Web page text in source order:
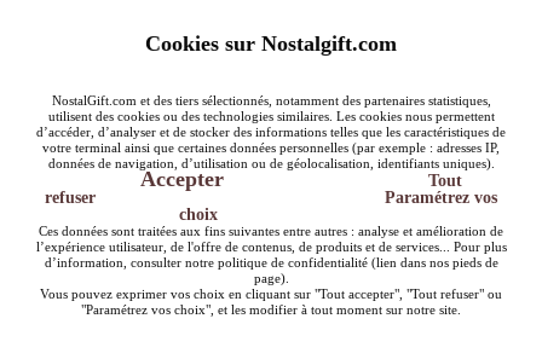
Cookies sur Nostalgift.com
NostalGift.com et des tiers sélectionnés, notamment des partenaires statistiques,
utilisent des cookies ou des technologies similaires. Les cookies nous permettent
d’accéder, d’analyser et de stocker des informations telles que les caractéristiques de
votre terminal ainsi que certaines données personnelles (par exemple : adresses IP,
données de navigation, d’utilisation ou de géolocalisation, identifiants uniques).
Accepter
Tout
refuser
Paramétrez vos
choix
Ces données sont traitées aux fins suivantes entre autres : analyse et amélioration de
l’expérience utilisateur, de l'offre de contenus, de produits et de services... Pour plus
d’information, consulter notre politique de confidentialité (lien dans nos pieds de
page).
Vous pouvez exprimer vos choix en cliquant sur "Tout accepter", "Tout refuser" ou
"Paramétrez vos choix", et les modifier à tout moment sur notre site.